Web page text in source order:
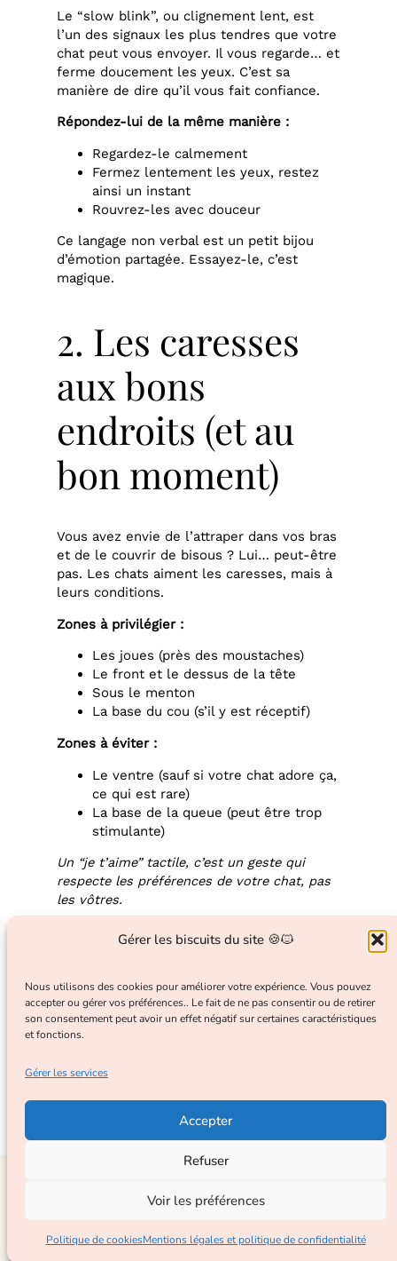
Gérer les biscuits du site 🍪🐱
Nous utilisons des cookies pour améliorer votre expérience. Vous pouvez
accepter ou gérer vos préférences.. Le fait de ne pas consentir ou de retirer
son consentement peut avoir un effet négatif sur certaines caractéristiques
et fonctions.
Gérer les services
Accepter
Refuser
Voir les préférences
Politique de cookiesMentions légales et politique de confidentialité
Le “slow blink”, ou clignement lent, est
l’un des signaux les plus tendres que votre
chat peut vous envoyer. Il vous regarde… et
ferme doucement les yeux. C’est sa
manière de dire qu’il vous fait confiance.
Répondez-lui de la même manière :
Regardez-le calmement
Fermez lentement les yeux, restez
ainsi un instant
Rouvrez-les avec douceur
Ce langage non verbal est un petit bijou
d’émotion partagée. Essayez-le, c’est
magique.
2. Les caresses
aux bons
endroits (et au
bon moment)
Vous avez envie de l’attraper dans vos bras
et de le couvrir de bisous ? Lui… peut-être
pas. Les chats aiment les caresses, mais à
leurs conditions.
Zones à privilégier :
Les joues (près des moustaches)
Le front et le dessus de la tête
Sous le menton
La base du cou (s’il y est réceptif)
Zones à éviter :
Le ventre (sauf si votre chat adore ça,
ce qui est rare)
La base de la queue (peut être trop
stimulante)
Un “je t’aime” tactile, c’est un geste qui
respecte les préférences de votre chat, pas
les vôtres.
son rythme : une
forme d’amour
profond
Si votre chat se cache ou ne veut pas
vous puissiez lui offrir, c’est… de ne rien
solitude, sans insister.
comprendre votre chat"